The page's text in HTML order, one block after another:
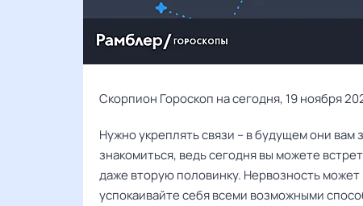
Скорпион Гороскоп на сегодня, 19 ноября
Нужно укреплять связи – в будущем они
знакомиться, ведь сегодня вы можете
даже вторую половинку. Нервозность может
успокаивайте себя всеми возможными